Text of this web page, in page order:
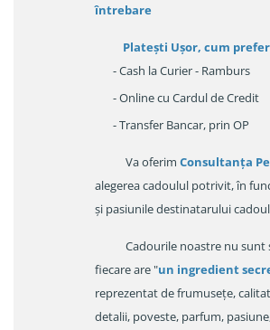
întrebare
Platești Ușor, cum
- Cash la Curier - Ramburs
- Online cu Cardul de Credit
- Transfer Bancar, prin OP
Va oferim Consultanța
alegerea cadoulul potrivit, în
și pasiunile destinatarului
Cadourile noastre nu sunt
fiecare are "un ingredient
reprezentat de frumusețe,
detalii, poveste, parfum,